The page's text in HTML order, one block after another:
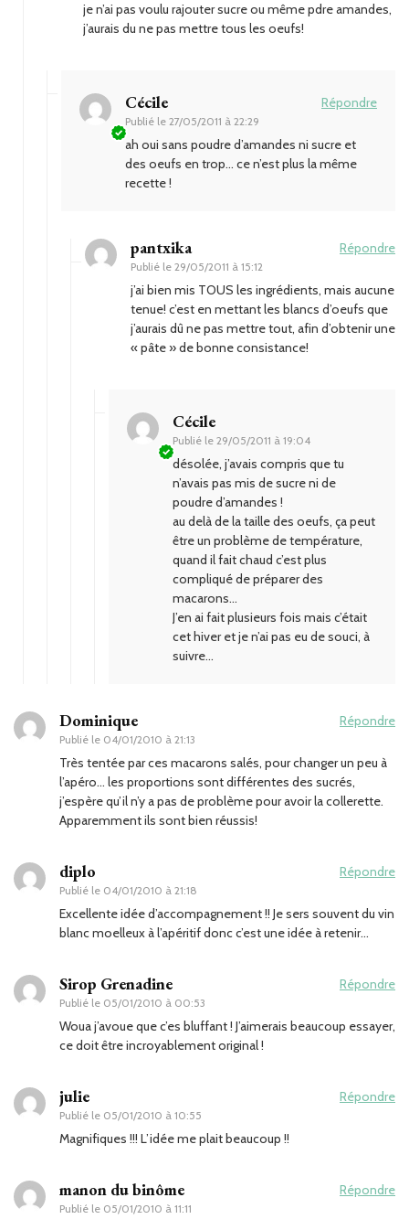
je n’ai pas voulu rajouter sucre ou même pdre amandes,
j’aurais du ne pas mettre tous les oeufs!
Cécile
Publié le 27/05/2011 à 22:29
Répondre
ah oui sans poudre d’amandes ni sucre et
des oeufs en trop… ce n’est plus la même
recette !
pantxika
Publié le 29/05/2011 à 15:12
Répondre
j’ai bien mis TOUS les ingrédients, mais aucune
tenue! c’est en mettant les blancs d’oeufs que
j’aurais dû ne pas mettre tout, afin d’obtenir une
« pâte » de bonne consistance!
Cécile
Publié le 29/05/2011 à 19:04
désolée, j’avais compris que tu
n’avais pas mis de sucre ni de
poudre d’amandes !
au delà de la taille des oeufs, ça peut
être un problème de température,
quand il fait chaud c’est plus
compliqué de préparer des
macarons…
J’en ai fait plusieurs fois mais c’était
cet hiver et je n’ai pas eu de souci, à
suivre…
Dominique
Publié le 04/01/2010 à 21:13
Répondre
Très tentée par ces macarons salés, pour changer un peu à
l’apéro… les proportions sont différentes des sucrés,
j’espère qu’il n’y a pas de problème pour avoir la collerette.
Apparemment ils sont bien réussis!
diplo
Publié le 04/01/2010 à 21:18
Répondre
Excellente idée d’accompagnement !! Je sers souvent du vin
blanc moelleux à l’apéritif donc c’est une idée à retenir…
Sirop Grenadine
Publié le 05/01/2010 à 00:53
Répondre
Woua j’avoue que c’es bluffant ! J’aimerais beaucoup essayer,
ce doit être incroyablement original !
julie
Publié le 05/01/2010 à 10:55
Répondre
Magnifiques !!! L’idée me plait beaucoup !!
manon du binôme
Publié le 05/01/2010 à 11:11
Répondre